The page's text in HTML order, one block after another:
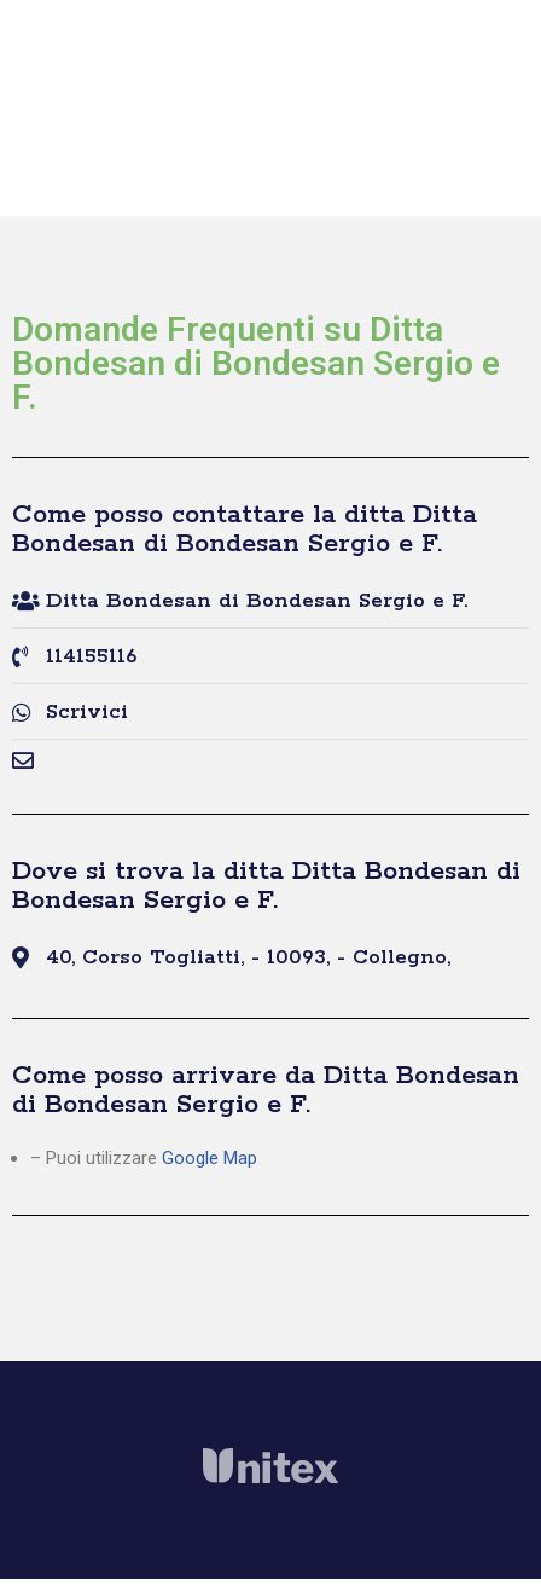
Domande Frequenti su Ditta
Bondesan di Bondesan Sergio e
F.
Come posso contattare la ditta Ditta
Bondesan di Bondesan Sergio e F.
Ditta Bondesan di Bondesan Sergio e F.
114155116
Scrivici
Dove si trova la ditta Ditta Bondesan di
Bondesan Sergio e F.
40, Corso Togliatti, - 10093, - Collegno,
Come posso arrivare da Ditta Bondesan
di Bondesan Sergio e F.
– Puoi utilizzare Google Map